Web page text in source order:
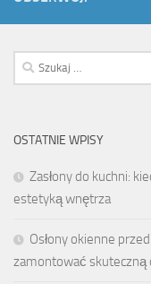
Szukaj:
OSTATNIE WPISY
Zasłony do kuchni:
estetyką wnętrza
Osłony okienne
zamontować skuteczną